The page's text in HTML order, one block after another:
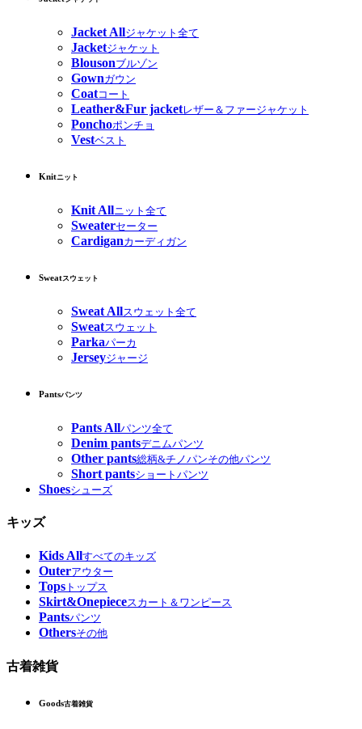
Jacket Allジャケット全て
Jacketジャケット
Blousonブルゾン
Gownガウン
Coatコート
Leather&Fur jacketレザー＆ファージャケット
Ponchoポンチョ
Vestベスト
Knitニット
Knit Allニット全て
Sweaterセーター
Cardiganカーディガン
Sweatスウェット
Sweat Allスウェット全て
Sweatスウェット
Parkaパーカ
Jerseyジャージ
Pantsパンツ
Pants Allパンツ全て
Denim pantsデニムパンツ
Other pants総柄&チノパンその他パンツ
Short pantsショートパンツ
Shoesシューズ
キッズ
Kids Allすべてのキッズ
Outerアウター
Tops トップス
Skirt&Onepieceスカート＆ワンピース
Pantsパンツ
Othersその他
古着雑貨
Goods古着雑貨